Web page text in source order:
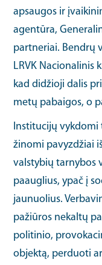
apsaugos ir
agentūra,
partneriai. Bendrų
LRVK Nacionalinis
kad didžioji dalis
metų pabaigos, o
Institucijų vykdomi
žinomi pavyzdžiai
valstybių tarnybos
paauglius, ypač į
jaunuolius.
pažiūros nekaltų
politinio,
objektą, perduoti